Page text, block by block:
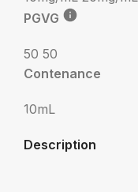
PGVG
50 50
Contenance
10mL
Description